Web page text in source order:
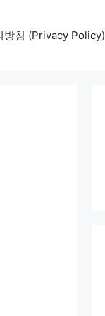
방침 (Privacy Policy)